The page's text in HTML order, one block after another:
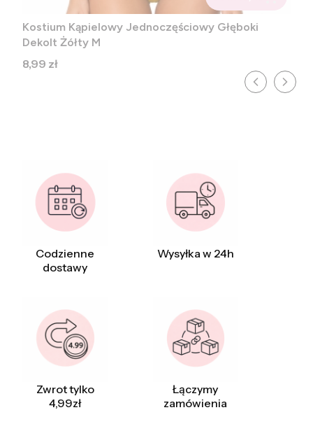
Kostium Kąpielowy Jednoczęściowy Głęboki
Dekolt Żółty M
Cena
8,99 zł
Codzienne
dostawy
Wysyłka w 24h
Zwrot tylko
4,99zł
Łączymy
zamówienia